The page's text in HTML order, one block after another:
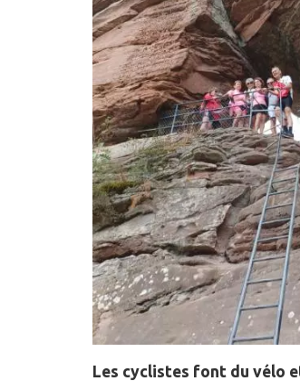
Les cyclistes font du vélo